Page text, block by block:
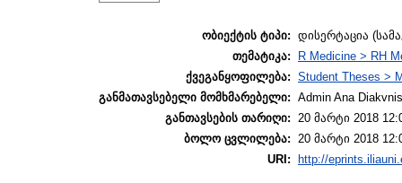
ობიექტის ტიპი: დისერტაცია
თემატიკა:
R Medicine > RH
ქვეგანყოფილება: Student Theses >
განმათავსებელი მომხმარებელი: Admin Ana
განთავსების თარიღი: 20 მარტი 2018
ბოლო ცვლილება: 20 მარტი 2018
URI:
http://